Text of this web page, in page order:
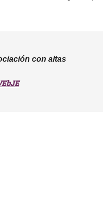
con altas